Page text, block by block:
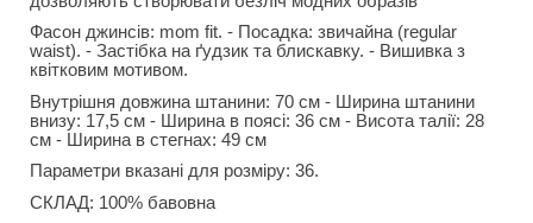
Фасон джинсів: mom fit. - Посадка: звичайна (regular
waist). - Застібка на ґудзик та блискавку. - Вишивка з
квітковим мотивом.
Внутрішня довжина штанини: 70 см - Ширина штанини
внизу: 17,5 см - Ширина в поясі: 36 см - Висота талії: 28
см - Ширина в стегнах: 49 см
Параметри вказані для розміру: 36.
СКЛАД: 100% бавовна